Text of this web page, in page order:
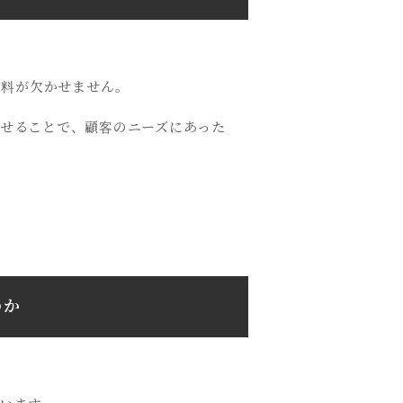
が欠かせません。
ることで、顧客のニーズにあった